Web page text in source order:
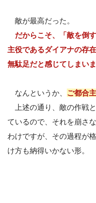
敵が最高だった。
だからこそ、「敵を倒
主役であるダイアナの存
無駄足だと感じてしまいま
なんというか、 ご都合
上述の通り、敵の作戦
ているので、それを崩さ
わけですが、その過程が
け方も納得いかない形。